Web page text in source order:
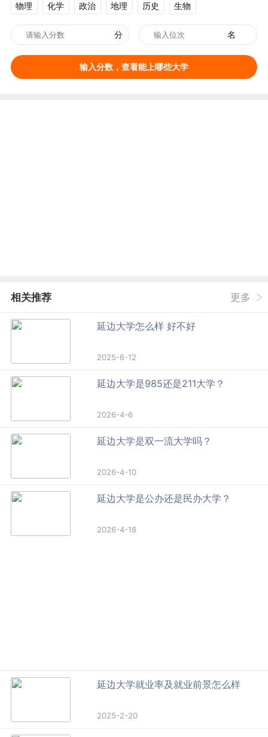
物理 化学 政治 地理 历史 生物
分 名
输入分数，查看能上哪些大学
相关推荐 更多
延边大学怎么样 好不好
2025-6-12
延边大学是985还是211大学？
2026-4-6
延边大学是双一流大学吗？
2026-4-10
延边大学是公办还是民办大学？
2026-4-18
延边大学就业率及就业前景怎么样
2025-2-20